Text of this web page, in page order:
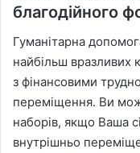
благодійного
Гуманітарна
найбільш вразливих
з фінансовими
переміщення. Ви
наборів, якщо Ваша
внутрішньо